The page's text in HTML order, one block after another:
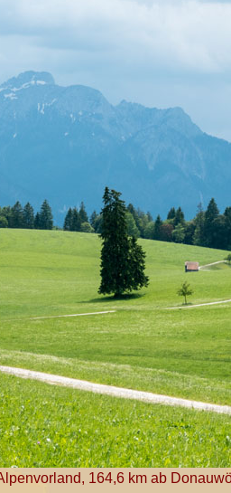
164,6 km ab